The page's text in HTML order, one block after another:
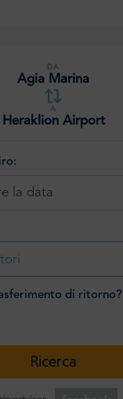
DA
Agia Marina
A
Heraklion Airport
la data
di ritorno?
Ricerca